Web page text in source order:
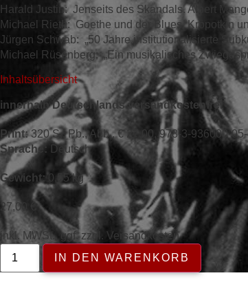
Harald Justin: Jenseits des Skandals. Albert
Michael Rieth: Goethe und der Blues, Kropotkin
Jürgen Schwab: „50 Jahre institutionalisierte
Michael Rüsenberg: „Ein musikalisches
Inhaltsübersicht
innerhalb Deutschlands versandkostenfrei
Print:320 S., Pb., Abb., € 27.00, 978-3-936000-
Sprache: Deutsch
Gewicht: 0,55 kg
27,00 €
inkl. MWSt., ggf. zzgl. Versandkosten
Albert
Mangelsdorff
Menge
IN DEN WARENKORB